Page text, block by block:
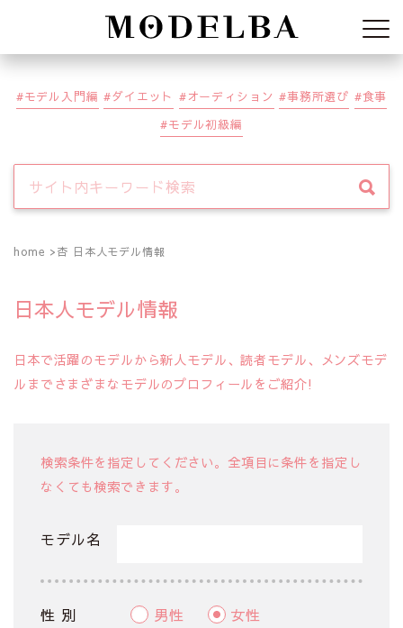
Modelba
モデル入門編 ダイエット オーディション 事務所選び
食事
モデル初級編
home 杏 日本人モデル情報
日本人モデル情報
日本で活躍のモデルから新人モデル、読者モデル、メンズモデ
ルまでさまざまなモデルのプロフィールをご紹介!
検索条件を指定してください。全項目に条件を指定し
なくても検索できます。
モデル名
性 別 男性 女性